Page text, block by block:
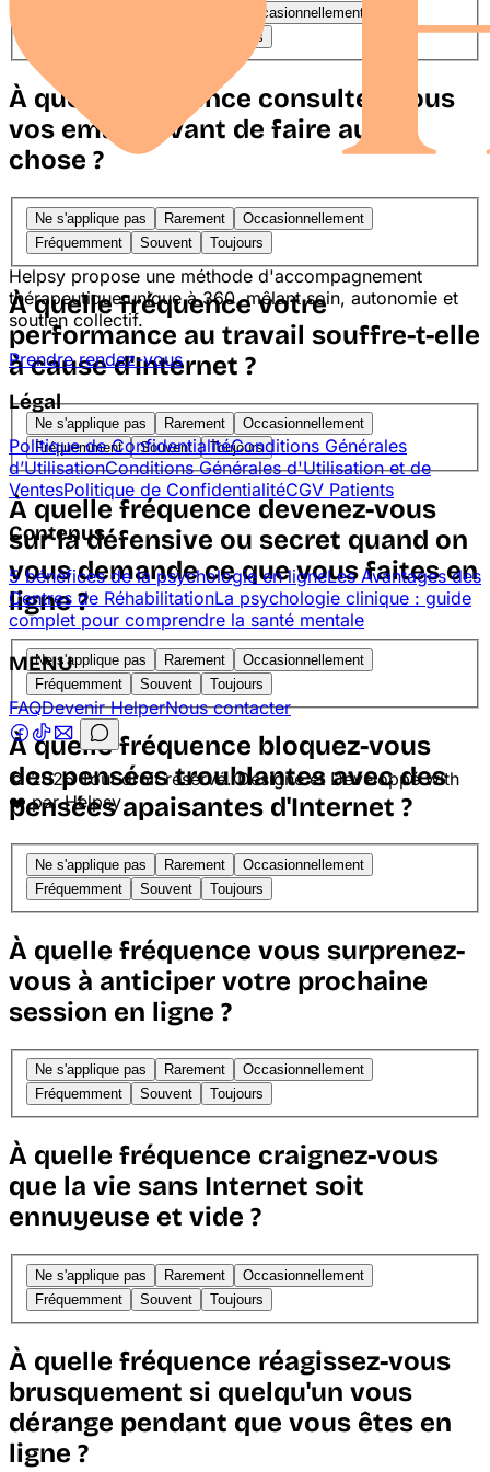
Occasionnellement
Toujours
À quelle fréquence consultez-vous
vos emails avant de faire autre
chose ?
Ne s'applique pas Rarement
Occasionnellement
Fréquemment
Souvent Toujours
À quelle fréquence votre
performance au travail souffre-t-elle
à cause d'Internet ?
Ne s'applique pas Rarement
Occasionnellement
Fréquemment
Souvent Toujours
À quelle fréquence devenez-vous
sur la défensive ou secret quand on
vous demande ce que vous faites en
ligne ?
Ne s'applique pas Rarement
Occasionnellement
Fréquemment
Souvent Toujours
À quelle fréquence bloquez-vous
des pensées troublantes avec des
pensées apaisantes d'Internet ?
Ne s'applique pas Rarement
Occasionnellement
Fréquemment
Souvent Toujours
À quelle fréquence vous surprenez-
vous à anticiper votre prochaine
session en ligne ?
Ne s'applique pas Rarement
Occasionnellement
Fréquemment
Souvent Toujours
À quelle fréquence craignez-vous
que la vie sans Internet soit
ennuyeuse et vide ?
Ne s'applique pas Rarement
Occasionnellement
Fréquemment
Souvent Toujours
À quelle fréquence réagissez-vous
brusquement si quelqu'un vous
dérange pendant que vous êtes en
ligne ?
Helpsy propose une méthode d'accompagnement
thérapeutique unique à 360, mêlant soin, autonomie et
soutien collectif.
Prendre rendez-vous
Légal
Politique de ConfidentialitéConditions Générales
d’UtilisationConditions Générales d'Utilisation et de
VentesPolitique de ConfidentialitéCGV Patients
Contenus
5 bénéfices de la psychologie en ligneLes Avantages des
Centres de RéhabilitationLa psychologie clinique : guide
complet pour comprendre la santé mentale
MENU
FAQDevenir HelperNous contacter
© 2026 Tout droit réservé. Designé et Développé with
❤️ par Helpsy